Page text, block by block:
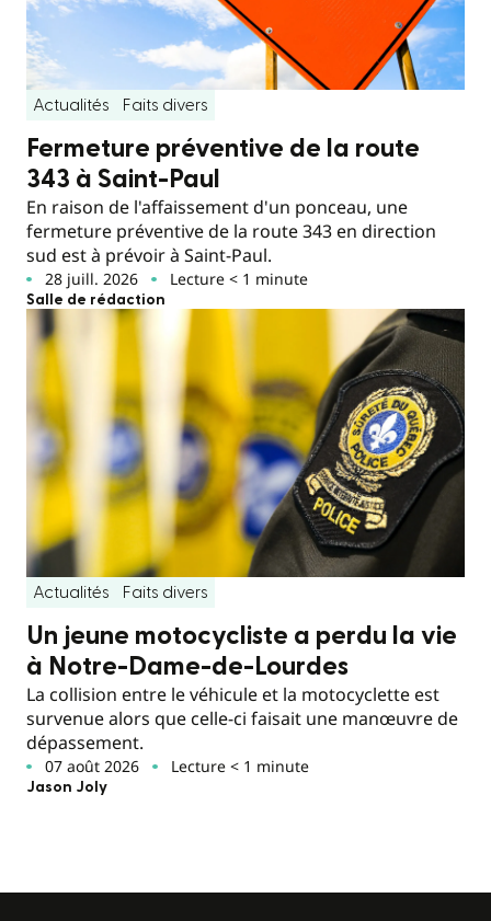
Actualités Faits divers
Fermeture préventive de la route
343 à Saint-Paul
En raison de l'affaissement d'un ponceau, une
fermeture préventive de la route 343 en direction
sud est à prévoir à Saint-Paul.
28 juill. 2026 Lecture < 1 minute
Salle de rédaction
Actualités Faits divers
Un jeune motocycliste a perdu la vie
à Notre-Dame-de-Lourdes
La collision entre le véhicule et la motocyclette est
survenue alors que celle-ci faisait une manœuvre de
dépassement.
07 août 2026 Lecture < 1 minute
Jason Joly